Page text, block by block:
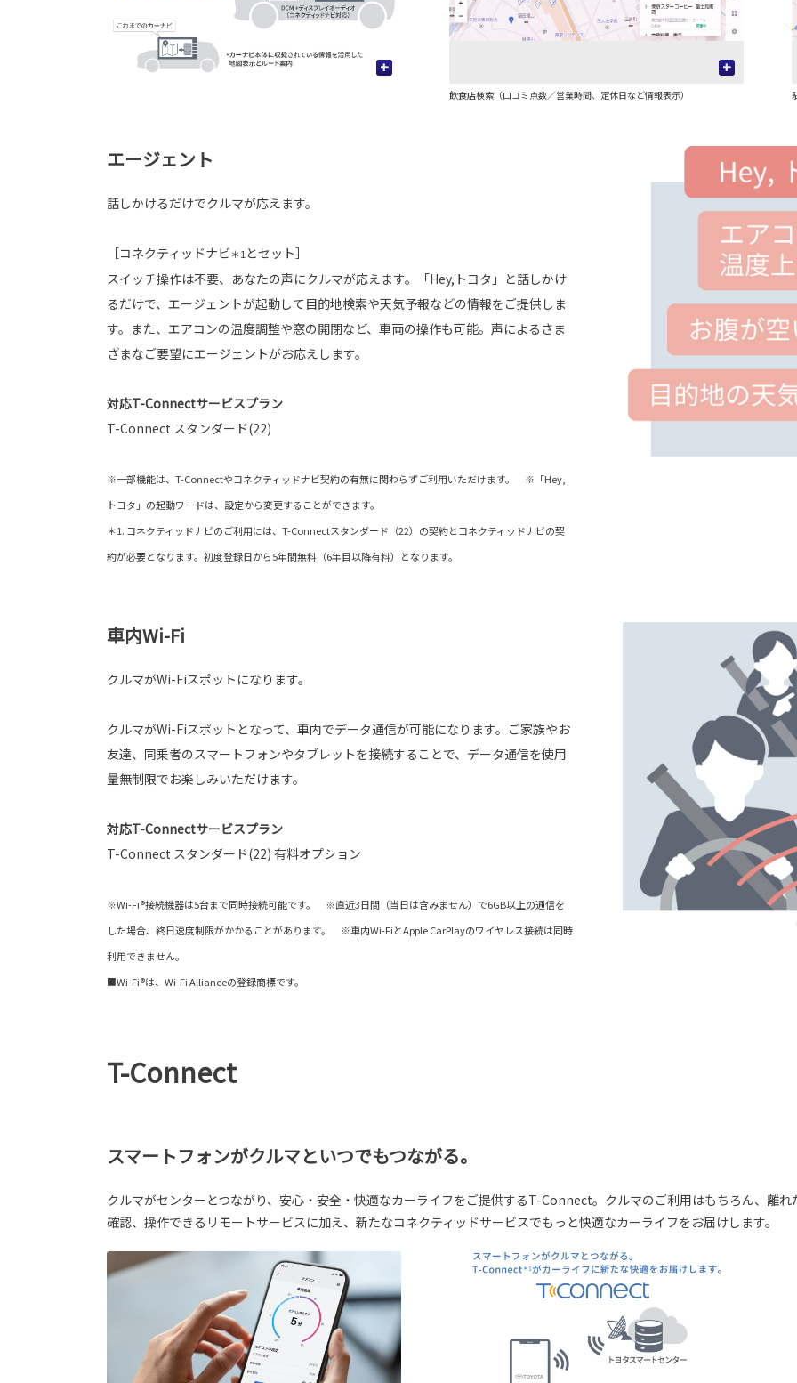
+ +
飲食店検索（口コミ点数／営業時間、定休日など情報表示）
エージェント
話しかけるだけでクルマが応えます。
［コネクティッドナビ＊1 とセット］
スイッチ操作は不要、あなたの声にクルマが応えます。「Hey,トヨタ」と話しかけ
るだけで、エージェントが起動して目的地検索や天気予報などの情報をご提供しま
す。また、エアコンの温度調整や窓の開閉など、車両の操作も可能。声によるさま
ざまなご要望にエージェントがお応えします。
対応T-Connectサービスプラン
T-Connect スタンダード(22)
※一部機能は、T-Connectやコネクティッドナビ契約の有無に関わらずご利用いただけます。 ※「Hey,
トヨタ」の起動ワードは、設定から変更することができます。
＊1. コネクティッドナビのご利用には、T-Connectスタンダード（22）の契約とコネクティッドナビの契
約が必要となります。初度登録日から5年間無料（6年目以降有料）となります。
車内Wi-Fi
クルマがWi-Fiスポットになります。
クルマがWi-Fiスポットとなって、車内でデータ通信が可能になります。ご家族やお
友達、同乗者のスマートフォンやタブレットを接続することで、データ通信を使用
量無制限でお楽しみいただけます。
対応T-Connectサービスプラン
T-Connect スタンダード(22) 有料オプション
※Wi-Fi®接続機器は5台まで同時接続可能です。 ※直近3日間（当日は含みません）で6GB以上の通信を
した場合、終日速度制限がかかることがあります。 ※車内Wi-FiとApple CarPlayのワイヤレス接続は同時
利用できません。
■Wi-Fi®は、Wi-Fi Allianceの登録商標です。
T-Connect
スマートフォンがクルマといつでもつながる。
クルマがセンターとつながり、安心・安全・快適なカーライフをご提供するT-Connect。クルマのご利用はもちろん、離
確認、操作できるリモートサービスに加え、新たなコネクティッドサービスでもっと快適なカーライフをお届けします。